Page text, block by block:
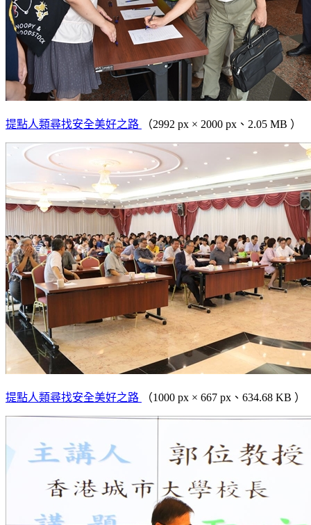
提點人類尋找安全美好之路 （2992 px × 2000 px、2.05 MB ）
提點人類尋找安全美好之路 （1000 px × 667 px、634.68 KB ）